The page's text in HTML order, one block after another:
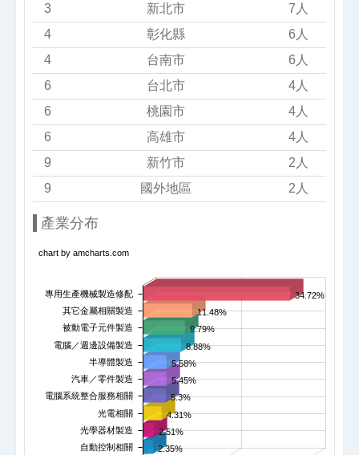
3
新北市
7人
4
彰化縣
6人
4
台南市
6人
6
台北市
4人
6
桃園市
4人
6
高雄市
4人
9
新竹市
2人
9
國外地區 2人
產業分布
專用生產機械製造修配
其它金屬相關製造
被動電子元件製造
電腦／週邊設備製造
半導體製造
汽車／零件製造
電腦系統整合服務相關
光電相關
光學器材製造
自動控制相關
34.72%
11.48%
9.79%
8.88%
5.58%
5.45%
5.3%
4.31%
2.51%
2.35%
chart by amcharts.com